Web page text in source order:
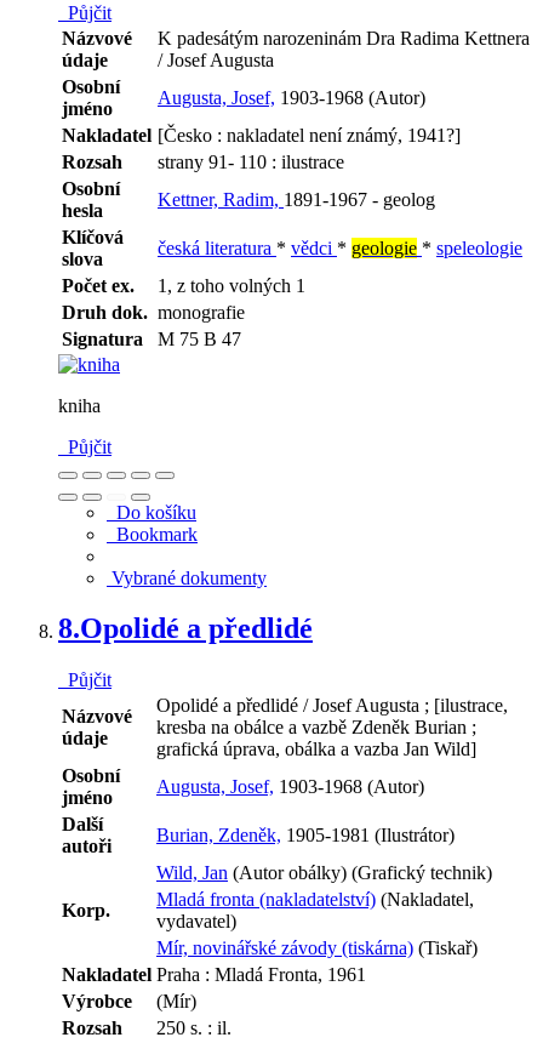
Půjčit
Názvové
údaje
K padesátým narozeninám Dra Radima Kettnera
/ Josef Augusta
Osobní
jméno
Augusta, Josef, 1903-1968 (Autor)
Nakladatel [Česko : nakladatel není známý, 1941?]
Rozsah
strany 91- 110 : ilustrace
Osobní
hesla
Kettner, Radim, 1891-1967 - geolog
Klíčová
slova
česká literatura * vědci * geologie * speleologie
Počet ex.
1, z toho volných 1
Druh dok. monografie
Signatura
M 75 B 47
kniha
Půjčit
Do košíku
Bookmark
Vybrané dokumenty
8.Opolidé a předlidé
Půjčit
Názvové
údaje
Opolidé a předlidé / Josef Augusta ; [ilustrace,
kresba na obálce a vazbě Zdeněk Burian ;
grafická úprava, obálka a vazba Jan Wild]
Osobní
jméno
Augusta, Josef, 1903-1968 (Autor)
Další
autoři
Burian, Zdeněk, 1905-1981 (Ilustrátor)
Wild, Jan (Autor obálky) (Grafický technik)
Korp.
Mladá fronta (nakladatelství) (Nakladatel,
vydavatel)
Mír, novinářské závody (tiskárna) (Tiskař)
Nakladatel Praha : Mladá Fronta, 1961
Výrobce
(Mír)
Rozsah
250 s. : il.